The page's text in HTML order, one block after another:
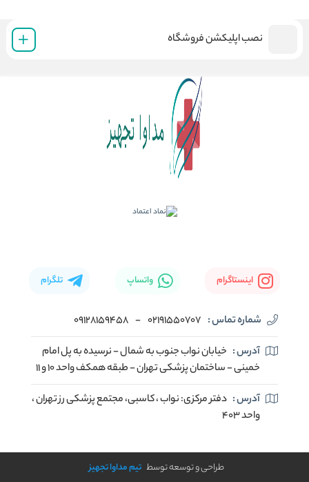
نصب اپلیکشن فروشگاه
اینستاگرام واتساپ تلگرام
شماره تماس : 02191550707
-
09128159458
آدرس : خیابان نواب جنوب به شمال - نرسیده به پل امام
خمینی - ساختمان پزشکی تهران - طبقه همکف واحد ۱۰ و ۱۱
آدرس : دفتر مرکزی: نواب ، کاسبی، مجتمع پزشکی رز تهران ،
واحد ۴۰۳
طراحی و توسعه توسط تیم مداوا تجهیز